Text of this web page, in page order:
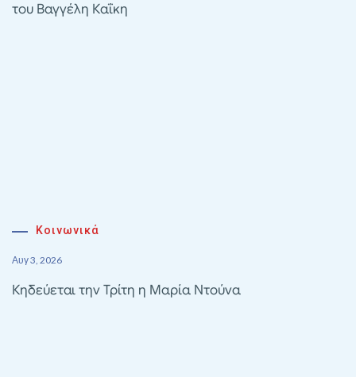
του Βαγγέλη Καΐκη
Κοινωνικά
Αυγ 3, 2026
Κηδεύεται την Τρίτη η Μαρία Ντούνα